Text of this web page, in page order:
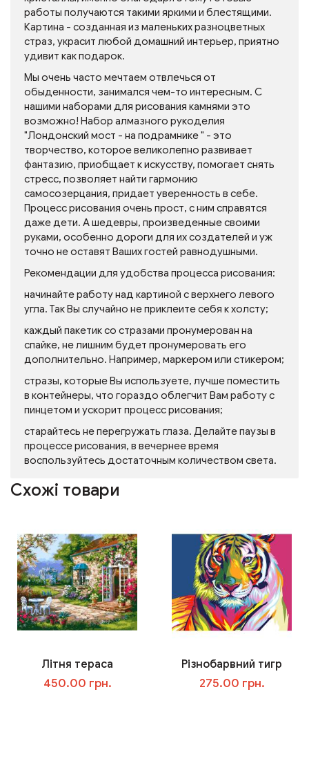
работы получаются такими яркими и блестящими.
Картина - созданная из маленьких разноцветных
страз, украсит любой домашний интерьер, приятно
удивит как подарок.
Мы очень часто мечтаем отвлечься от
обыденности, занимался чем-то интересным. С
нашими наборами для рисования камнями это
возможно! Набор алмазного рукоделия
"Лондонский мост - на подрамнике " - это
творчество, которое великолепно развивает
фантазию, приобщает к искусству, помогает снять
стресс, позволяет найти гармонию
самосозерцания, придает уверенность в себе.
Процесс рисования очень прост, с ним справятся
даже дети. А шедевры, произведенные своими
руками, особенно дороги для их создателей и уж
точно не оставят Ваших гостей равнодушными.
Рекомендации для удобства процесса рисования:
начинайте работу над картиной с верхнего левого
угла. Так Вы случайно не приклеите себя к холсту;
каждый пакетик со стразами пронумерован на
спайке, не лишним будет пронумеровать его
дополнительно. Например, маркером или стикером;
стразы, которые Вы используете, лучше поместить
в контейнеры, что гораздо облегчит Вам работу с
пинцетом и ускорит процесс рисования;
старайтесь не перегружать глаза. Делайте паузы в
процессе рисования, в вечернее время
воспользуйтесь достаточным количеством света.
Схожі товари
Літня тераса
450.00 грн.
Різнобарвний тигр
275.00 грн.